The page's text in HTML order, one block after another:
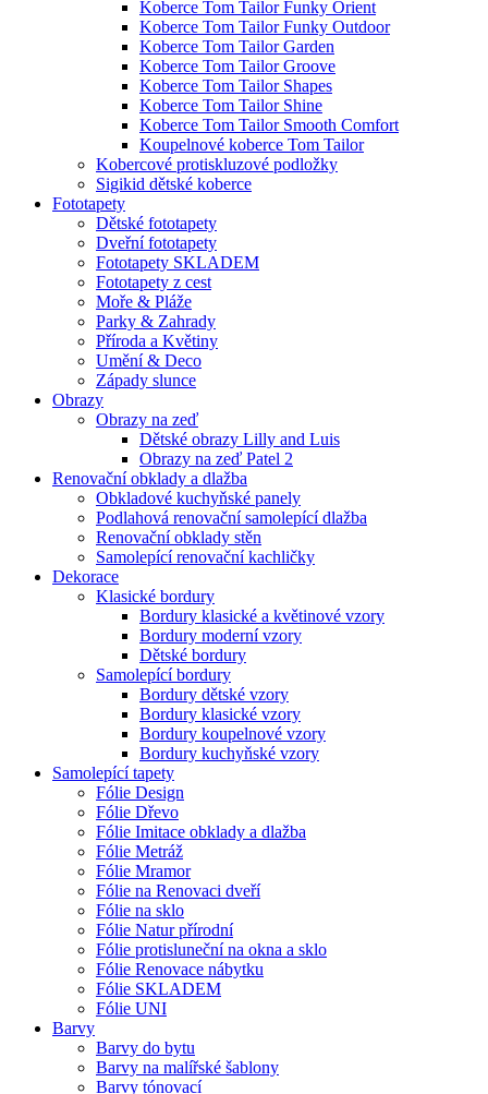
Koberce Tom Tailor Funky Orient
Koberce Tom Tailor Funky Outdoor
Koberce Tom Tailor Garden
Koberce Tom Tailor Groove
Koberce Tom Tailor Shapes
Koberce Tom Tailor Shine
Koberce Tom Tailor Smooth Comfort
Koupelnové koberce Tom Tailor
Kobercové protiskluzové podložky
Sigikid dětské koberce
Fototapety
Dětské fototapety
Dveřní fototapety
Fototapety SKLADEM
Fototapety z cest
Moře & Pláže
Parky & Zahrady
Příroda a Květiny
Umění & Deco
Západy slunce
Obrazy
Obrazy na zeď
Dětské obrazy Lilly and Luis
Obrazy na zeď Patel 2
Renovační obklady a dlažba
Obkladové kuchyňské panely
Podlahová renovační samolepící dlažba
Renovační obklady stěn
Samolepící renovační kachličky
Dekorace
Klasické bordury
Bordury klasické a květinové vzory
Bordury moderní vzory
Dětské bordury
Samolepící bordury
Bordury dětské vzory
Bordury klasické vzory
Bordury koupelnové vzory
Bordury kuchyňské vzory
Samolepící tapety
Fólie Design
Fólie Dřevo
Fólie Imitace obklady a dlažba
Fólie Metráž
Fólie Mramor
Fólie na Renovaci dveří
Fólie na sklo
Fólie Natur přírodní
Fólie protisluneční na okna a sklo
Fólie Renovace nábytku
Fólie SKLADEM
Fólie UNI
Barvy
Barvy do bytu
Barvy na malířské šablony
Barvy tónovací